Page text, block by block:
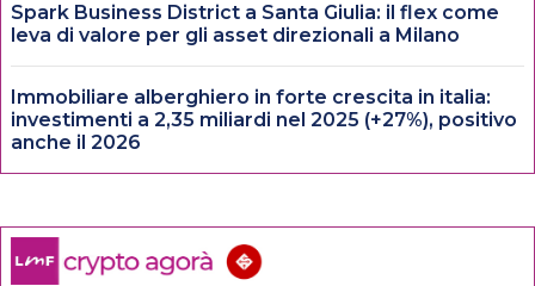
Spark Business District a Santa Giulia: il flex come
leva di valore per gli asset direzionali a Milano
Immobiliare alberghiero in forte crescita in italia:
investimenti a 2,35 miliardi nel 2025 (+27%), positivo
anche il 2026